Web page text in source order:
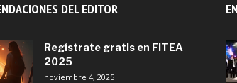
DEL EDITOR
Regístrate gratis en FITEA
2025
noviembre 4, 2025